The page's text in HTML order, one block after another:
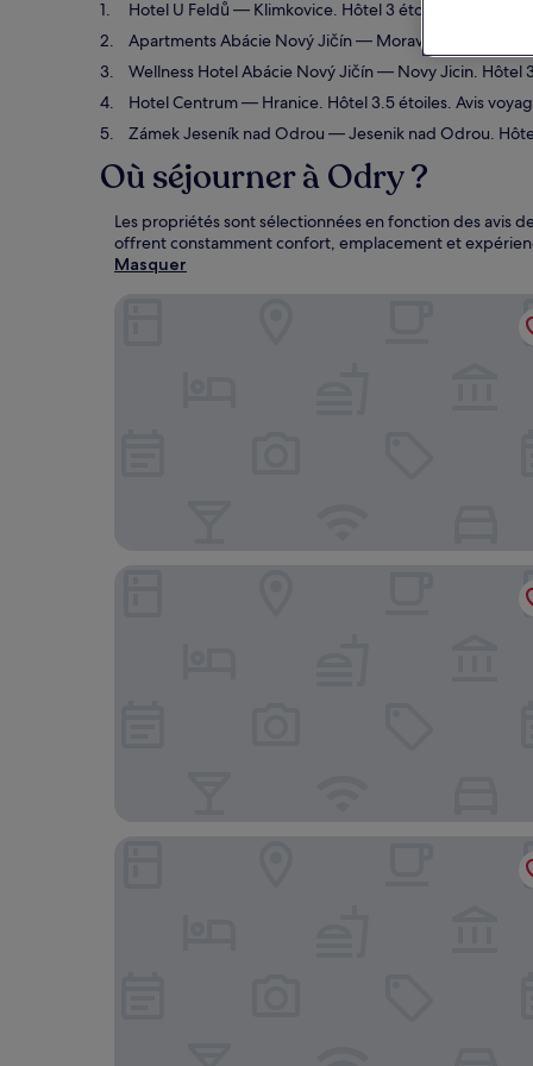
Hotel U Feldů — Klimkovice. Hôtel 3 étoiles.
Apartments Abácie Nový Jičín— Moravskoslezský kraj.
Wellness Hotel Abácie Nový Jičín— Novy Jicin. Hôtel
Hotel Centrum— Hranice. Hôtel 3.5 étoiles. Avis
Zámek Jeseník nad Odrou — Jesenik nad Odrou.
Où séjourner à Odry ?
Les propriétés sont sélectionnées en fonction des avis
offrent constamment confort, emplacement et
Masquer